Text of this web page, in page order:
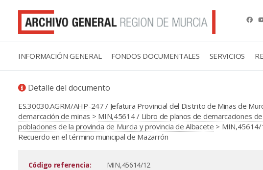
INFORMACIÓN GENERAL FONDOS DOCUMENTALES SERVICIOS
Detalle del documento
ES.30030.AGRM/AHP-247 / Jefatura Provincial del Distrito de Minas de
demarcación de minas > MIN,45614 / Libro de planos de demarcaciones
poblaciones de la provincia de Murcia y provincia de Albacete > MIN,45614/
Recuerdo en el término municipal de Mazarrón
Código referencia:
MIN,45614/12